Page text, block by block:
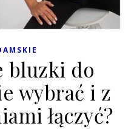
bluzki do
wybrać i z
łączyć?